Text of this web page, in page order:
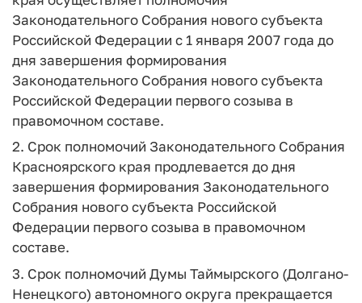
Законодательного Собрания нового субъекта
Российской Федерации с 1 января 2007 года до
дня завершения формирования
Законодательного Собрания нового субъекта
Российской Федерации первого созыва в
правомочном составе.
2. Срок полномочий Законодательного Собрания
Красноярского края продлевается до дня
завершения формирования Законодательного
Собрания нового субъекта Российской
Федерации первого созыва в правомочном
составе.
3. Срок полномочий Думы Таймырского (Долгано-
Ненецкого) автономного округа прекращается